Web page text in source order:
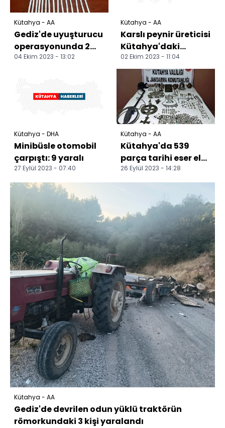
Kütahya - AA
Gediz'de uyuşturucu
operasyonunda 2
şüpheli yakalandı
04 Ekim 2023 - 13:02
Kütahya - AA
Karslı peynir üreticisi
Kütahya'daki
yatırımını devlet
desteğiyle büyüttü
02 Ekim 2023 - 11:04
Kütahya - DHA
Minibüsle otomobil
çarpıştı: 9 yaralı
27 Eylül 2023 - 07:40
Kütahya - AA
Kütahya'da 539
parça tarihi eser ele
geçirildi
26 Eylül 2023 - 14:28
Kütahya - AA
Gediz'de devrilen odun yüklü traktörün
römorkundaki 3 kişi yaralandı